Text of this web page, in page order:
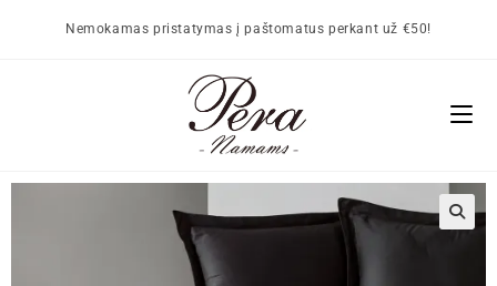
Nemokamas pristatymas į paštomatus perkant už €50!